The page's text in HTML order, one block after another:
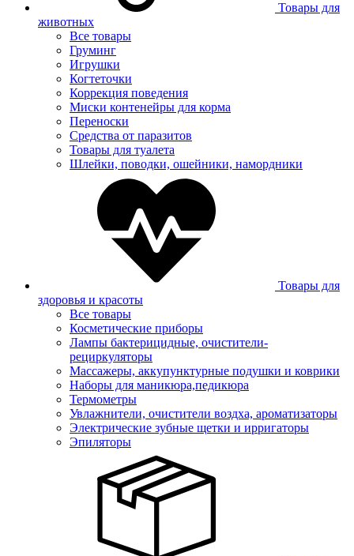
Товары для
животных
Все товары
Груминг
Игрушки
Когтеточки
Коррекция поведения
Миски контенейры для корма
Переноски
Средства от паразитов
Товары для туалета
Шлейки, поводки, ошейники, намордники
Товары для
здоровья и красоты
Все товары
Косметические приборы
Лампы бактерицидные, очистители-
рециркуляторы
Массажеры, аккупунктурные подушки и коврики
Наборы для маникюра,педикюра
Термометры
Увлажнители, очистители воздха, ароматизаторы
Электрические зубные щетки и ирригаторы
Эпиляторы